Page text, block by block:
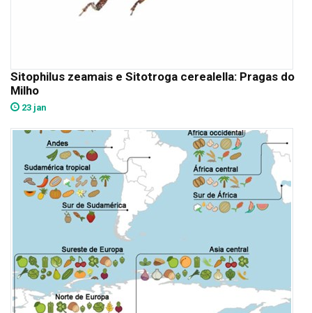
Sitophilus zeamais e Sitotroga cerealella: Pragas do
Milho
23 jan